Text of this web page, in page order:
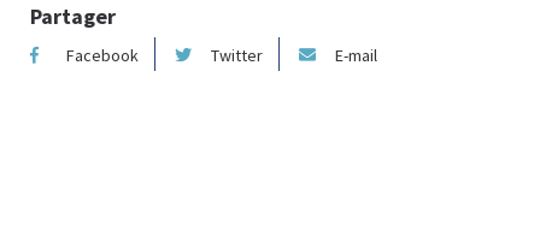
Partager
Facebook Twitter E-mail